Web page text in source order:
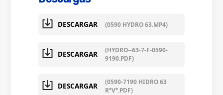
DESCARGAR (0590 HYDRO 63.MP4)
DESCARGAR
(HYDRO--63-7-F-0590-
9190.PDF)
DESCARGAR
(0590-7190 HIDRO 63
R°V°.PDF)